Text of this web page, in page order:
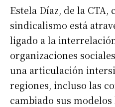
Estela Díaz, de la
sindicalismo está
ligado a la
organizaciones
una articulación
regiones, incluso las
cambiado sus